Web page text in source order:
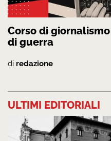
Corso di
di guerra
di redazione
ULTIMI EDITORIALI